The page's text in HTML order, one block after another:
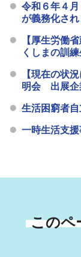
令和６年４
が義務化され
【厚生労働
くしまの訓
【現在の状
明会 出展企
生活困窮者
一時生活支
このペ